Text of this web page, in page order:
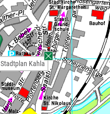
Stadtplan Kahla